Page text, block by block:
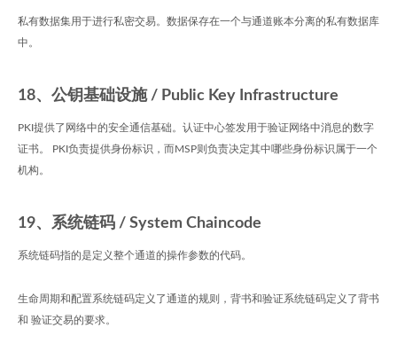
私有数据集用于进行私密交易。数据保存在一个与通道账本分离的私有数据库
中。
18、公钥基础设施 / Public Key Infrastructure
PKI提供了网络中的安全通信基础。认证中心签发用于验证网络中消息的数字
证书。 PKI负责提供身份标识，而MSP则负责决定其中哪些身份标识属于一个
机构。
19、系统链码 / System Chaincode
系统链码指的是定义整个通道的操作参数的代码。
生命周期和配置系统链码定义了通道的规则，背书和验证系统链码定义了背书
和 验证交易的要求。